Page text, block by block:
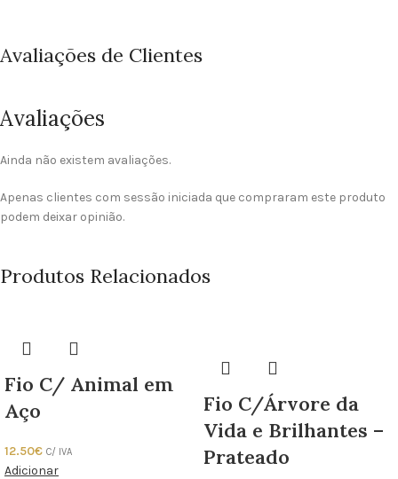
Avaliações de Clientes
Avaliações
Ainda não existem avaliações.
Apenas clientes com sessão iniciada que compraram este produto
podem deixar opinião.
Produtos Relacionados
Fio C/ Animal em
Aço
12.50€ C/ IVA
Adicionar
Fio C/Árvore da
Vida e Brilhantes –
Prateado